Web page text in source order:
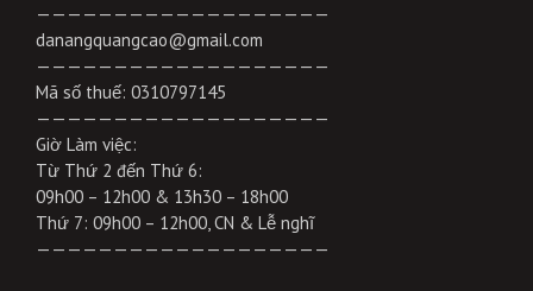
———————————————————
danangquangcao@gmail.com
———————————————————
Mã số thuế: 0310797145
———————————————————
Giờ Làm việc:
Từ Thứ 2 đến Thứ 6:
09h00 – 12h00 & 13h30 – 18h00
Thứ 7: 09h00 – 12h00, CN & Lễ nghĩ
———————————————————